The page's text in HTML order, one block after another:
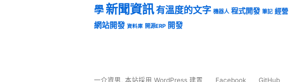
學 新聞資訊有溫度的文字 機器人 程式開發 筆記 經營
網站開發 資料庫 開源ERP 開發
一介資男,本站採用 WordPress 建置 Facebook GitHub